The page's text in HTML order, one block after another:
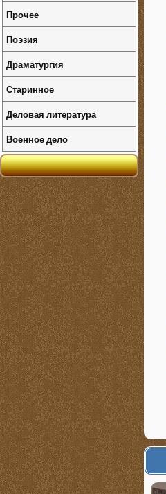
Прочее
Поэзия
Драматургия
Старинное
Деловая литература
Военное дело